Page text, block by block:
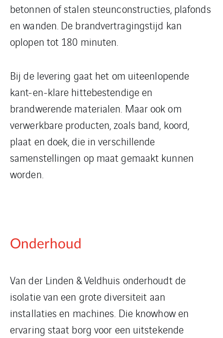
betonnen of stalen steunconstructies, plafonds
en wanden. De brandvertragingstijd kan
oplopen tot 180 minuten.
Bij de levering gaat het om uiteenlopende
kant-en-klare hittebestendige en
brandwerende materialen. Maar ook om
verwerkbare producten, zoals band, koord,
plaat en doek, die in verschillende
samenstellingen op maat gemaakt kunnen
worden.
Onderhoud
Van der Linden & Veldhuis onderhoudt de
isolatie van een grote diversiteit aan
installaties en machines. Die knowhow en
ervaring staat borg voor een uitstekende